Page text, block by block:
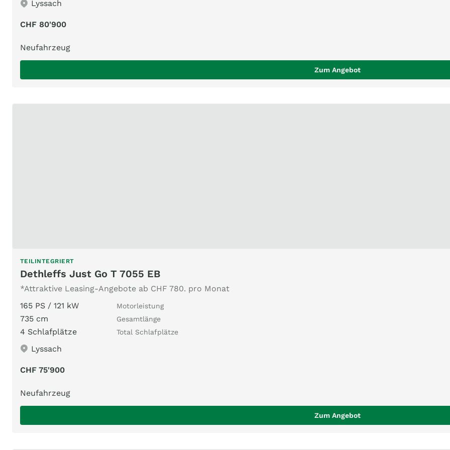
Lyssach
CHF 80'900
Neufahrzeug
Zum Angebot
TEILINTEGRIERT
Dethleffs Just Go T 7055 EB
*Attraktive Leasing-Angebote ab CHF 780. pro Monat
165 PS / 121 kW
Motorleistung
735 cm Gesamtlänge
4 Schlafplätze Total Schlafplätze
Lyssach
CHF 75'900
Neufahrzeug
Zum Angebot